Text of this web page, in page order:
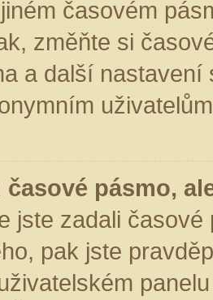
časovém
změňte si
a další
časové pásmo,
jste zadali
pak jste